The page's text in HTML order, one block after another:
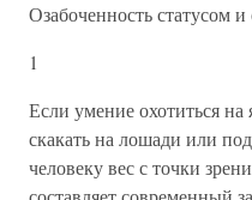
Озабоченность статусом
1
Если умение охотиться на
скакать на лошади или
человеку вес с точки